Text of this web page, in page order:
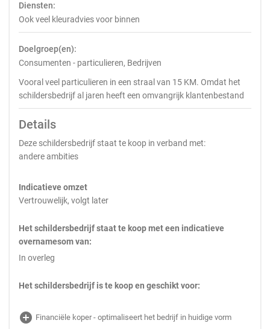
Diensten:
Ook veel kleuradvies voor binnen
Doelgroep(en):
Consumenten - particulieren, Bedrijven
Vooral veel particulieren in een straal van 15 KM. Omdat het
schildersbedrijf al jaren heeft een omvangrijk klantenbestand
Details
Deze schildersbedrijf staat te koop in verband met:
andere ambities
Indicatieve omzet
Vertrouwelijk, volgt later
Het schildersbedrijf staat te koop met een indicatieve
overnamesom van:
In overleg
Het schildersbedrijf is te koop en geschikt voor:
add_circle Financiële koper - optimaliseert het bedrijf in huidige vorm